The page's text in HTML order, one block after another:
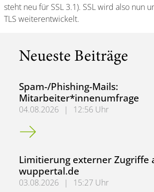
steht neu für SSL 3.1). SSL wird also nun
TLS weiterentwickelt.
Neueste Beiträge
Spam-/Phishing-Mails:
Mitarbeiter*innenumfrage
04.08.2026 |
12:56 Uhr
Spam-/Phishing-Mails:
Limitierung externer Zugriffe
wuppertal.de
03.08.2026 |
15:27 Uhr